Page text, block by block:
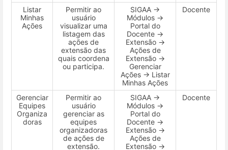
Listar
Minhas
Ações
Permitir ao
usuário
visualizar uma
listagem das
ações de
extensão das
quais coordena
ou participa.
SIGAA →
Módulos →
Portal do
Docente →
Extensão →
Ações de
Extensão →
Gerenciar
Ações → Listar
Minhas Ações
Docente
Gerenciar
Equipes
Organiza
doras
Permitir ao
usuário
gerenciar as
equipes
organizadoras
de ações de
extensão.
SIGAA →
Módulos →
Portal do
Docente →
Extensão →
Ações de
Extensão →
Docente